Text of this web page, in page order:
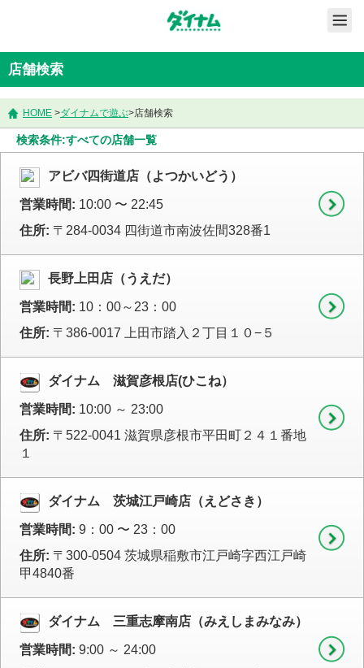
店舗検索
HOME >ダイナムで遊ぶ>店舗検索
検索条件:すべての店舗一覧
アビバ四街道店（よつかいどう）
営業時間: 10:00 〜 22:45
住所: 〒284-0034 四街道市南波佐間328番1
長野上田店（うえだ）
営業時間: 10：00～23：00
住所: 〒386-0017 上田市踏入２丁目１０−５
ダイナム 滋賀彦根店(ひこね）
営業時間: 10:00 ～ 23:00
住所: 〒522-0041 滋賀県彦根市平田町２４１番地
１
ダイナム 茨城江戸崎店（えどさき）
営業時間: 9：00 〜 23：00
住所: 〒300-0504 茨城県稲敷市江戸崎字西江戸崎
甲4840番
ダイナム 三重志摩南店（みえしまみなみ）
営業時間: 9:00 ～ 24:00